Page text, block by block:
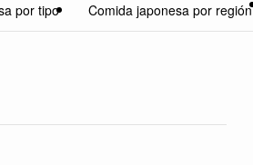
por tipo Comida japonesa por región